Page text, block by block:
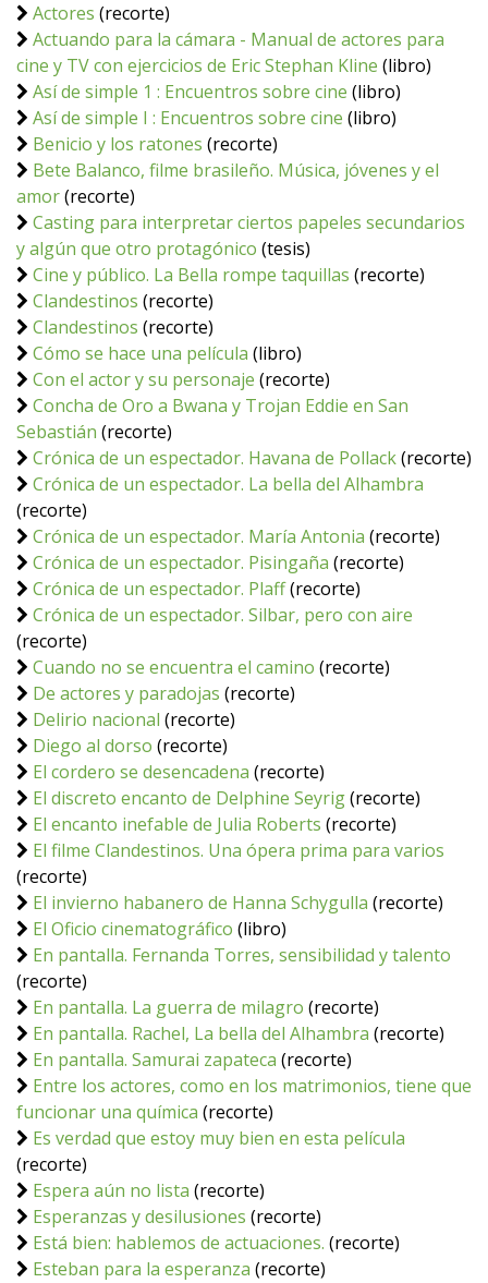
Actores (recorte)
Actuando para la cámara - Manual de actores para
cine y TV con ejercicios de Eric Stephan Kline (libro)
Así de simple 1 : Encuentros sobre cine (libro)
Así de simple I : Encuentros sobre cine (libro)
Benicio y los ratones (recorte)
Bete Balanco, filme brasileño. Música, jóvenes y el
amor(recorte)
Casting para interpretar ciertos papeles secundarios
y algún que otro protagónico (tesis)
Cine y público. La Bella rompe taquillas (recorte)
Clandestinos (recorte)
Clandestinos (recorte)
Cómo se hace una película (libro)
Con el actor y su personaje (recorte)
Concha de Oro a Bwana y Trojan Eddie en San
Sebastián (recorte)
Crónica de un espectador. Havana de Pollack(recorte)
Crónica de un espectador. La bella del Alhambra
(recorte)
Crónica de un espectador. María Antonia (recorte)
Crónica de un espectador. Pisingaña (recorte)
Crónica de un espectador. Plaff(recorte)
Crónica de un espectador. Silbar, pero con aire
(recorte)
Cuando no se encuentra el camino (recorte)
De actores y paradojas (recorte)
Delirio nacional (recorte)
Diego al dorso (recorte)
El cordero se desencadena (recorte)
El discreto encanto de Delphine Seyrig(recorte)
El encanto inefable de Julia Roberts (recorte)
El filme Clandestinos. Una ópera prima para varios
(recorte)
El invierno habanero de Hanna Schygulla (recorte)
El Oficio cinematográfico (libro)
En pantalla. Fernanda Torres, sensibilidad y talento
(recorte)
En pantalla. La guerra de milagro (recorte)
En pantalla. Rachel, La bella del Alhambra (recorte)
En pantalla. Samurai zapateca (recorte)
Entre los actores, como en los matrimonios, tiene que
funcionar una química (recorte)
Es verdad que estoy muy bien en esta película
(recorte)
Espera aún no lista (recorte)
Esperanzas y desilusiones (recorte)
Está bien: hablemos de actuaciones. (recorte)
Esteban para la esperanza (recorte)